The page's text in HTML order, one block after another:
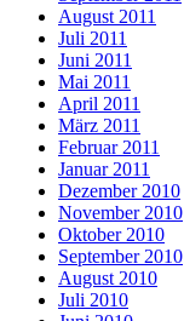
August 2011
Juli 2011
Juni 2011
Mai 2011
April 2011
März 2011
Februar 2011
Januar 2011
Dezember 2010
November 2010
Oktober 2010
September 2010
August 2010
Juli 2010